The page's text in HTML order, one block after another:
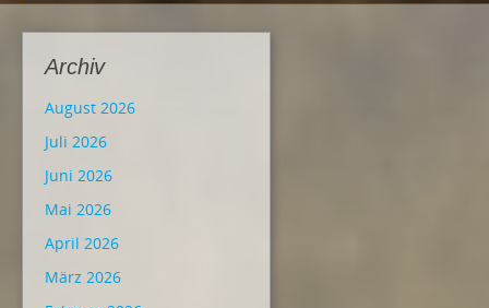
Archiv
August 2026
Juli 2026
Juni 2026
Mai 2026
April 2026
März 2026